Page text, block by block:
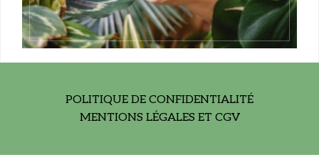
POLITIQUE DE CONFIDENTIALITÉ
MENTIONS LÉGALES ET CGV